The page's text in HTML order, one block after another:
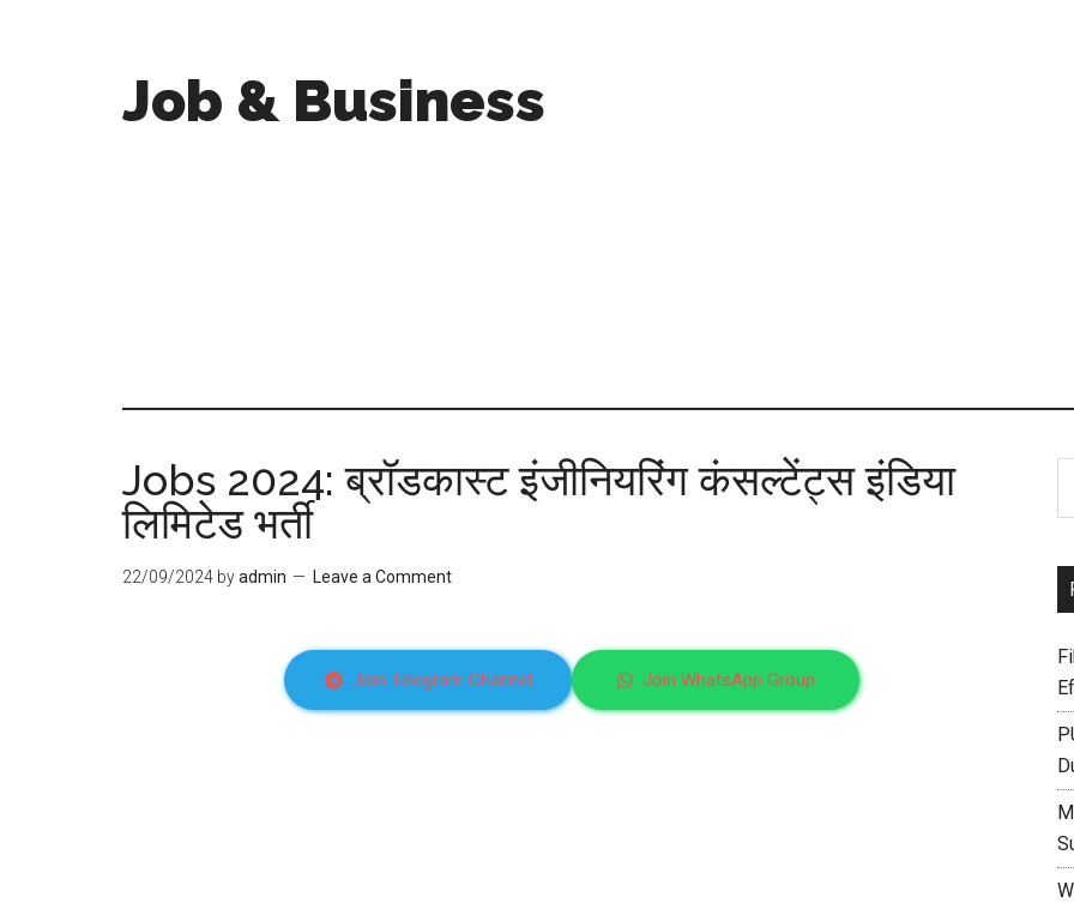
Job & Business
Jobs 2024: ब्रॉडकास्ट इंजीनियरिंग कंसल्टेंट्स इंडिया
लिमिटेड भर्ती
22/09/2024 byadmin Leave a Comment
Join Telegram Channel Join WhatsApp Group